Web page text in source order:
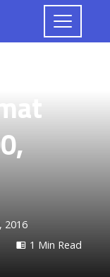
2016
1 Min Read